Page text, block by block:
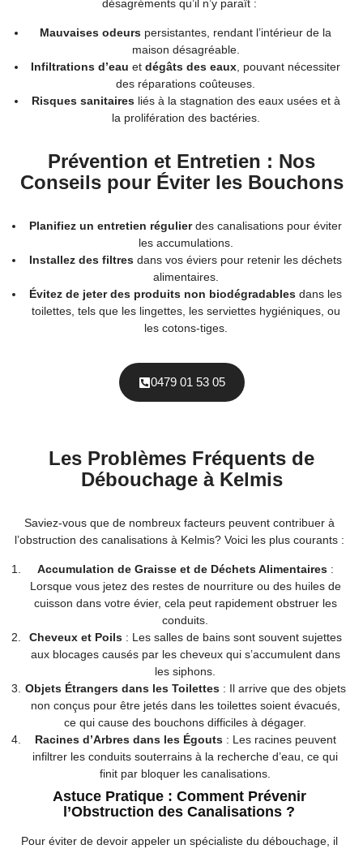
Les Problèmes Fréquents de
Débouchage à Kelmis
Saviez-vous que de nombreux facteurs peuvent contribuer à
l’obstruction des canalisations à Kelmis? Voici les plus courants :
Accumulation de Graisse et de Déchets Alimentaires:
Lorsque vous jetez des restes de nourriture ou des huiles de
cuisson dans votre évier, cela peut rapidement obstruer les
conduits.
Cheveux et Poils: Les salles de bains sont souvent sujettes
aux blocages causés par les cheveux qui s’accumulent dans
les siphons.
Objets Étrangers dans les Toilettes: Il arrive que des objets
non conçus pour être jetés dans les toilettes soient évacués,
ce qui cause des bouchons difficiles à dégager.
Racines d’Arbres dans les Égouts: Les racines peuvent
infiltrer les conduits souterrains à la recherche d’eau, ce qui
finit par bloquer les canalisations.
Astuce Pratique : Comment Prévenir
l’Obstruction des Canalisations ?
Pour éviter de devoir appeler un spécialiste du débouchage, il
désagréments qu’il n’y paraît :
Mauvaises odeurs persistantes, rendant l’intérieur de la
maison désagréable.
Infiltrations d’eau et dégâts des eaux , pouvant nécessiter
des réparations coûteuses.
Risques sanitairesliés à la stagnation des eaux usées et à
la prolifération des bactéries.
Prévention et Entretien : Nos
Conseils pour Éviter les Bouchons
Planifiez un entretien régulierdes canalisations pour éviter
les accumulations.
Installez des filtres dans vos éviers pour retenir les déchets
alimentaires.
Évitez de jeter des produits non biodégradables dans les
toilettes, tels que les lingettes, les serviettes hygiéniques, ou
les cotons-tiges.
0479 01 53 05